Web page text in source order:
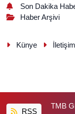
Son Dakika
Haber Arşivi
Künye İletişim
RSS
TMB